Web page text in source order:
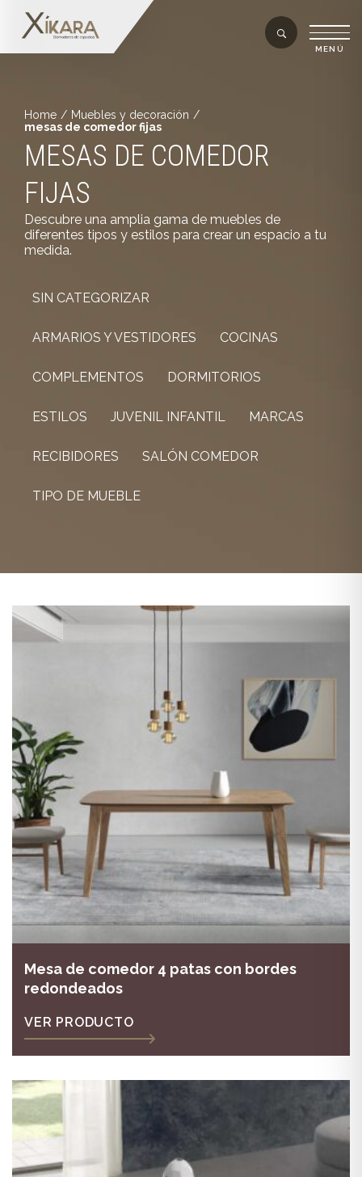
Home / Muebles y decoración /
mesas de comedor fijas
MESAS DE COMEDOR
FIJAS
Descubre una amplia gama de muebles de
diferentes tipos y estilos para crear un espacio a tu
medida.
SIN CATEGORIZAR
ARMARIOS Y VESTIDORES COCINAS
COMPLEMENTOS DORMITORIOS
ESTILOS JUVENIL INFANTIL MARCAS
RECIBIDORES SALÓN COMEDOR
TIPO DE MUEBLE
Mesa de comedor 4 patas con bordes
redondeados
VER PRODUCTO